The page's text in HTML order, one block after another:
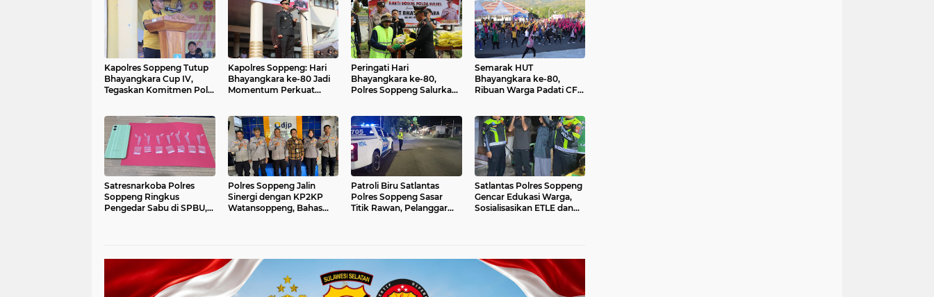
Kapolres Soppeng Tutup
Bhayangkara Cup IV,
Tegaskan Komitmen Polri
Kapolres Soppeng: Hari
Bhayangkara ke-80 Jadi
Momentum Perkuat
Peringati Hari
Bhayangkara ke-80,
Polres Soppeng Salurkan
Semarak HUT
Bhayangkara ke-80,
Ribuan Warga Padati CFD
Satresnarkoba Polres
Soppeng Ringkus
Pengedar Sabu di SPBU,
Polres Soppeng Jalin
Sinergi dengan KP2KP
Watansoppeng, Bahas
Patroli Biru Satlantas
Polres Soppeng Sasar
Titik Rawan, Pelanggar
Satlantas Polres Soppeng
Gencar Edukasi Warga,
Sosialisasikan ETLE dan